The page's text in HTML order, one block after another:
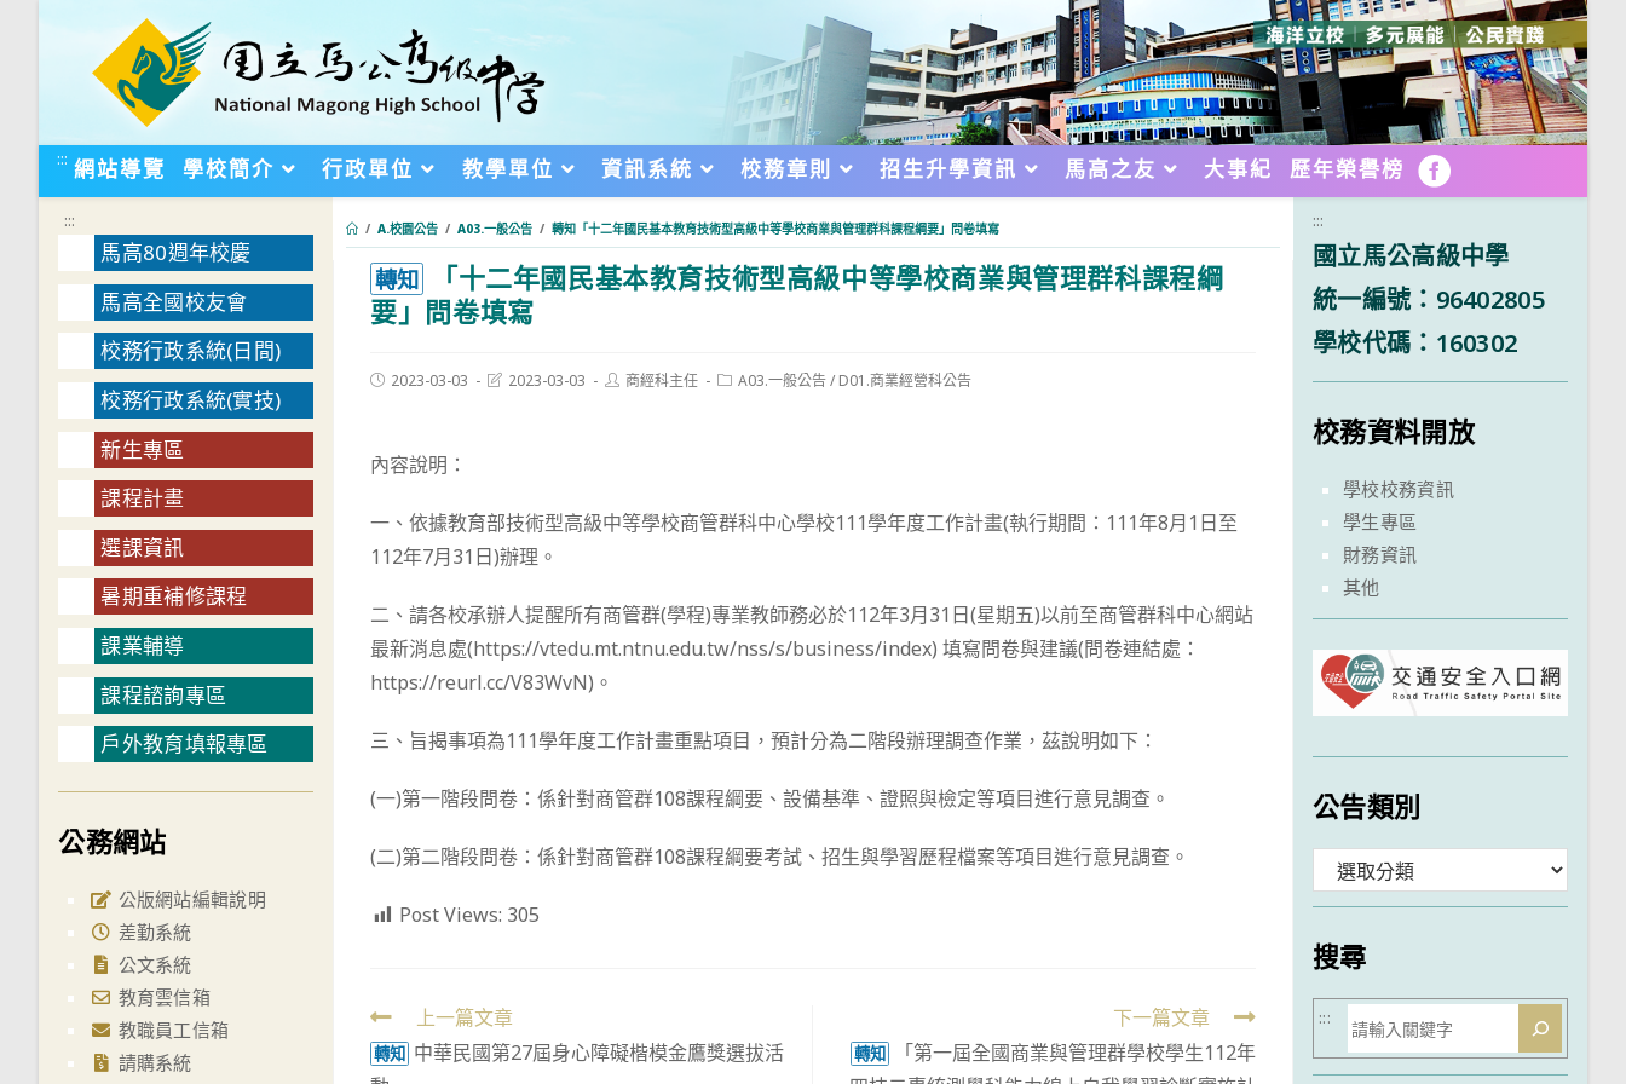
::: 網站導覽 學校簡介 行政單位 教學單位 資訊系統 校務章則 招生升學資訊 馬高之友 大事紀 歷年榮譽榜 FB
/ A.校園公告 / A03.一般公告 / 轉知「十二年國民基本教育技術型高級中等學校商業與管理群科課程綱要」問卷填寫
轉知
「十二年國民基本教育技術型高級中等學校商業與管理群科課程綱
要」問卷填寫
Post2023-03-03
Post2023-03-03
Post商經科主任
PostA03.一般公告/ D01.商業經營科公告
內容說明：
一、依據教育部技術型高級中等學校商管群科中心學校111學年度工作計畫(執行期間：111年8月1日至
112年7月31日)辦理。
二、請各校承辦人提醒所有商管群(學程)專業教師務必於112年3月31日(星期五)以前至商管群科中心網站
最新消息處(https://vtedu.mt.ntnu.edu.tw/nss/s/business/index) 填寫問卷與建議(問卷連結處：
https://reurl.cc/V83WvN)。
三、旨揭事項為111學年度工作計畫重點項目，預計分為二階段辦理調查作業，茲說明如下：
(一)第一階段問卷：係針對商管群108課程綱要、設備基準、證照與檢定等項目進行意見調查。
(二)第二階段問卷：係針對商管群108課程綱要考試、招生與學習歷程檔案等項目進行意見調查。
Post Views: 305
Read
more
上一篇文章
轉知 中華民國第27屆身心障礙楷模金鷹獎選拔活
下一篇文章
轉知
「第一屆全國商業與管理群學校學生112年
:::
馬高80週年校慶
馬高全國校友會
校務行政系統(日間)
校務行政系統(實技)
新生專區
課程計畫
選課資訊
暑期重補修課程
課業輔導
課程諮詢專區
戶外教育填報專區
公務網站
公版網站編輯說明
差勤系統
公文系統
教育雲信箱
教職員工信箱
請購系統
:::
國立馬公高級中學
統一編號：96402805
學校代碼：160302
校務資料開放
學校校務資訊
學生專區
財務資訊
其他
公告類別
類
搜尋
搜
尋
:::